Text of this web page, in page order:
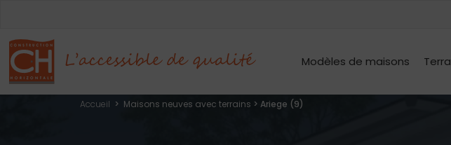
Modèles de maisons
Accueil > Maisons neuves avec terrains > Ariege (9)